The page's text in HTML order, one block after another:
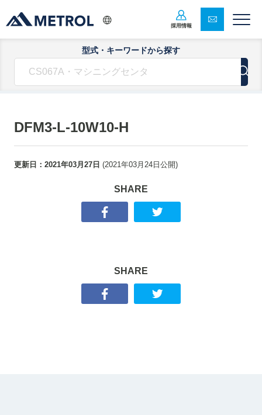
採用情報
型式・キーワードから探す
DFM3-L-10W10-H
更新日： 2021年03月27日 (2021年03月24日 公開)
SHARE
SHARE